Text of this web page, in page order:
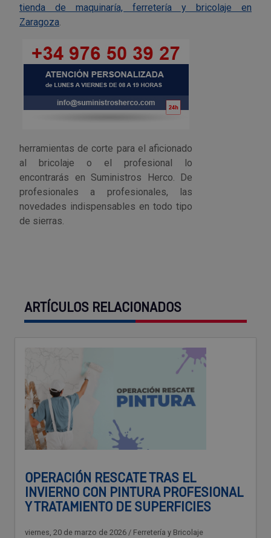
tienda de maquinaría, ferretería y bricolaje en
Zaragoza.
herramientas de corte para el aficionado
al bricolaje o el profesional lo
encontrarás en Suministros Herco. De
profesionales a profesionales, las
novedades indispensables en todo tipo
de sierras.
ARTÍCULOS RELACIONADOS
OPERACIÓN RESCATE TRAS EL
INVIERNO CON PINTURA PROFESIONAL
Y TRATAMIENTO DE SUPERFICIES
viernes, 20 de marzo de 2026 / Ferretería y Bricolaje